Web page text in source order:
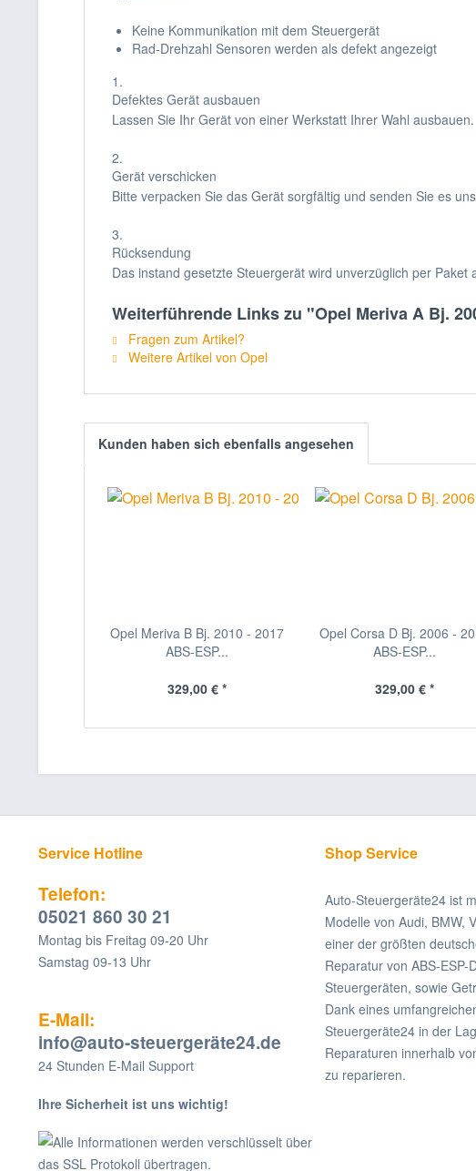
Keine Kommunikation mit dem Steuergerät
Rad-Drehzahl Sensoren werden als defekt angezeigt
1.
Defektes Gerät ausbauen
Lassen Sie Ihr Gerät von einer Werkstatt Ihrer Wahl ausbauen.
2.
Gerät verschicken
Bitte verpacken Sie das Gerät sorgfältig und senden Sie es
3.
Rücksendung
Das instand gesetzte Steuergerät wird unverzüglich per Paket
Weiterführende Links zu "Opel Meriva A Bj.
Fragen zum Artikel?
Weitere Artikel von Opel
Kunden haben sich ebenfalls angesehen
Opel Meriva B Bj. 2010 - 2017
ABS-ESP...
329,00 € *
Opel Corsa D Bj. 2006 -
ABS-ESP...
329,00 € *
Service Hotline
Telefon:
05021 860 30 21
Montag bis Freitag 09-20 Uhr
Samstag 09-13 Uhr
E-Mail:
info@auto-steuergeräte24.de
24 Stunden E-Mail Support
Ihre Sicherheit ist uns wichtig!
Alle Informationen werden verschlüsselt über
das SSL Protokoll übertragen.
Shop Service
Auto-Steuergeräte24 ist
Modelle von Audi, BMW,
einer der größten
Reparatur von ABS-ESP-
Steuergeräten, sowie
Dank eines
Steuergeräte24 in der
Reparaturen innerhalb
zu reparieren.